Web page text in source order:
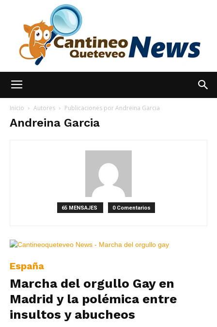
hoy
Hora
Inicio Autores Publicaciones por Andreina Garcia
Andreina Garcia
65 MENSAJES 0 Comentarios
España
Marcha del orgullo Gay en
Madrid y la polémica entre
insultos y abucheos